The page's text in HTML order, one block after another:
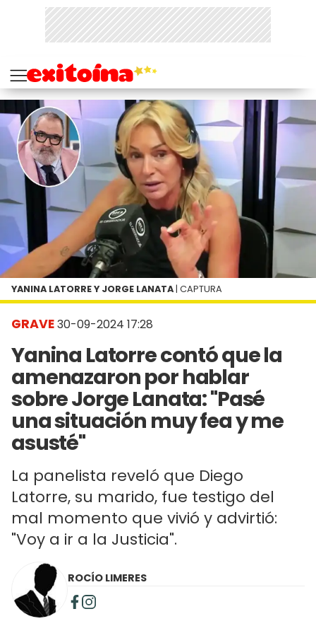
GRAVE30-09-2024 17:28
Yanina Latorre contó que la
amenazaron por hablar
sobre Jorge Lanata: "Pasé
una situación muy fea y me
asusté"
La panelista reveló que Diego
Latorre, su marido, fue testigo del
mal momento que vivió y advirtió:
"Voy a ir a la Justicia".
YANINA LATORRE Y JORGE LANATA | CAPTURA
ROCÍO LIMERES